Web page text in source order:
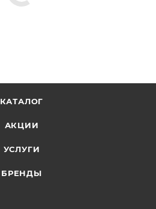
КАТАЛОГ
АКЦИИ
УСЛУГИ
БРЕНДЫ